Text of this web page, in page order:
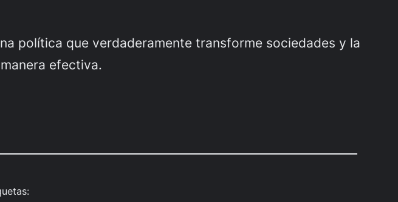
política que verdaderamente transforme sociedades y la
efectiva.